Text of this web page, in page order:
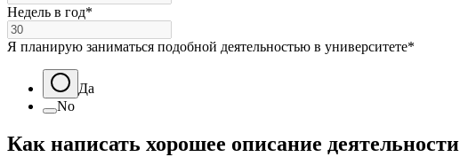
Недель в год*
Я планирую заниматься подобной деятельностью в университете*
Да
No
Как написать хорошее описание деятельности